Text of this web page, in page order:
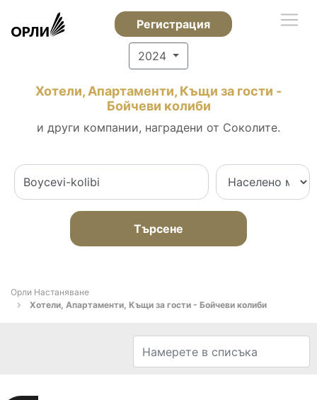
Регистрация
2024
Хотели, Апартаменти, Къщи за гости -
Бойчеви колиби
и други компании, наградени от Соколите.
Търсене
Орли Настаняване
Хотели, Апартаменти, Къщи за гости - Бойчеви колиби